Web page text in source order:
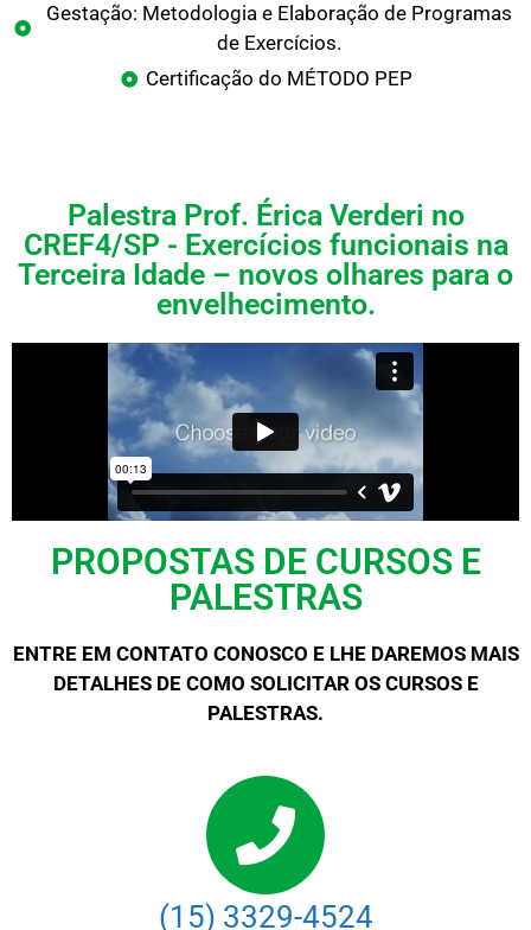
Gestação: Metodologia e Elaboração de Programas
de Exercícios.
Certificação do MÉTODO PEP
Palestra Prof. Érica Verderi no
CREF4/SP - Exercícios funcionais na
Terceira Idade – novos olhares para o
envelhecimento.
PROPOSTAS DE CURSOS E
PALESTRAS
ENTRE EM CONTATO CONOSCO E LHE DAREMOS MAIS
DETALHES DE COMO SOLICITAR OS CURSOS E
PALESTRAS.
(15) 3329-4524